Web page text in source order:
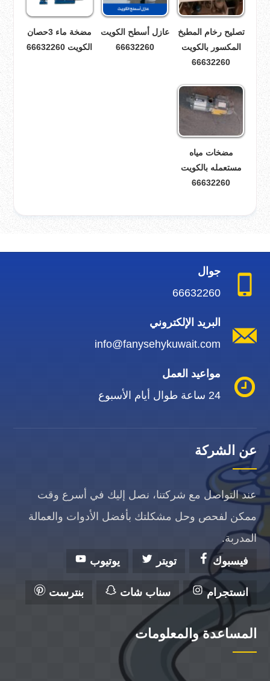
تصليح رخام المطبخ
المكسور بالكويت
66632260
عازل أسطح الكويت
66632260
مضخة ماء 3حصان
الكويت 66632260
مضخات مياه
مستعمله بالكويت
66632260
جوال
66632260
البريد الإلكتروني
info@fanysehykuwait.com
مواعيد العمل
24 ساعة طوال أيام الأسبوع
عن الشركة
عند التواصل مع شركتنا، نصل إليك في أسرع وقت
ممكن لفحص وحل مشكلتك بأفضل الأدوات والعمالة
المدربة.
فيسبوك
تويتر يوتيوب
انستجرام سناب شات بنترست
المساعدة والمعلومات